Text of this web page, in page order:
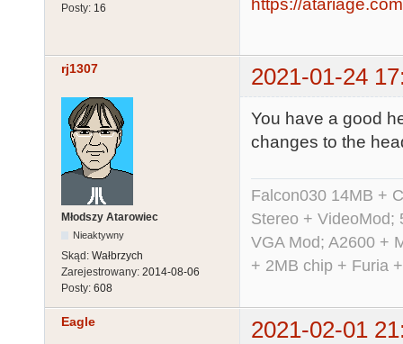
Posty: 16
rj1307 2021-01-24
Młodszy Atarowiec
Nieaktywny
Skąd: Wałbrzych
Zarejestrowany: 2014-08-06
Posty: 608
You have a good
changes to the
Falcon030 14MB +
Stereo + VideoMod;
VGA Mod; A2600 +
+ 2MB chip + Furia
Eagle 2021-02-01